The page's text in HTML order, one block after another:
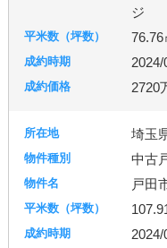
ジ
76.76
2024/
2720
埼玉
中古
戸田
2024/